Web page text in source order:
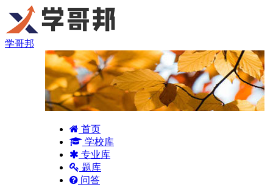
学哥邦
首页
学校库
专业库
题库
问答